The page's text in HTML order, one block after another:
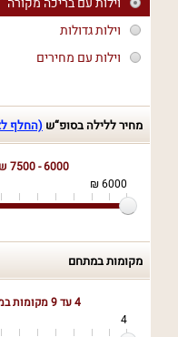
וילות גדולות
וילות עם מחירים
מחיר ללילה בסופ“ש (החלף
6000 - 7500 ש"ח
6000 ₪
מקומות במתחם
4 עד 9
מקומות
4